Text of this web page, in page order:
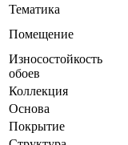
Тематика
Помещение
Износостойкость
обоев
Коллекция
Основа
Покрытие